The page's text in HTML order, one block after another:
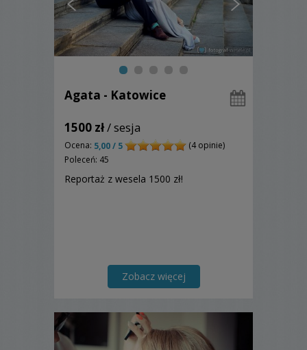
Agata - Katowice
1500 zł/ sesja
Ocena: 5,00 / 5
(4 opinie)
Poleceń: 45
Reportaż z wesela 1500 zł!
Zobacz więcej